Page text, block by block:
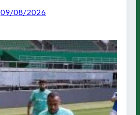
09/08/2026